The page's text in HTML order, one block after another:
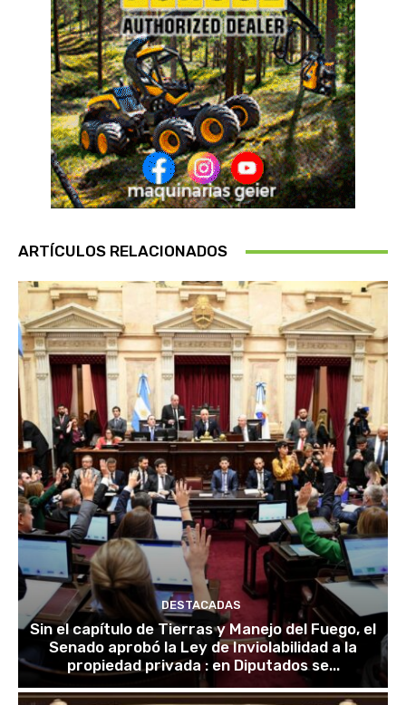
ARTÍCULOS RELACIONADOS
DESTACADAS
Sin el capítulo de Tierras y Manejo del Fuego, el
Senado aprobó la Ley de Inviolabilidad a la
propiedad privada : en Diputados se...